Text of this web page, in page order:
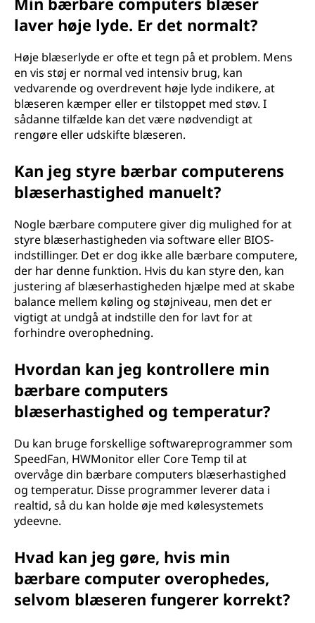
laver høje lyde. Er det normalt?
Høje blæserlyde er ofte et tegn på et problem. Mens
en vis støj er normal ved intensiv brug, kan
vedvarende og overdrevent høje lyde indikere, at
blæseren kæmper eller er tilstoppet med støv. I
sådanne tilfælde kan det være nødvendigt at
rengøre eller udskifte blæseren.
Kan jeg styre bærbar computerens
blæserhastighed manuelt?
Nogle bærbare computere giver dig mulighed for at
styre blæserhastigheden via software eller BIOS-
indstillinger. Det er dog ikke alle bærbare computere,
der har denne funktion. Hvis du kan styre den, kan
justering af blæserhastigheden hjælpe med at skabe
balance mellem køling og støjniveau, men det er
vigtigt at undgå at indstille den for lavt for at
forhindre overophedning.
Hvordan kan jeg kontrollere min
bærbare computers
blæserhastighed og temperatur?
Du kan bruge forskellige softwareprogrammer som
SpeedFan, HWMonitor eller Core Temp til at
overvåge din bærbare computers blæserhastighed
og temperatur. Disse programmer leverer data i
realtid, så du kan holde øje med kølesystemets
ydeevne.
Hvad kan jeg gøre, hvis min
bærbare computer overophedes,
selvom blæseren fungerer korrekt?